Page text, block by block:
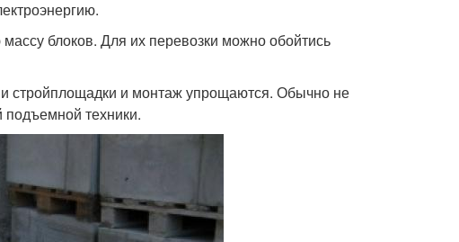
блоков. Для их перевозки можно обойтись
стройплощадки и монтаж упрощаются. Обычно не
подъемной техники.